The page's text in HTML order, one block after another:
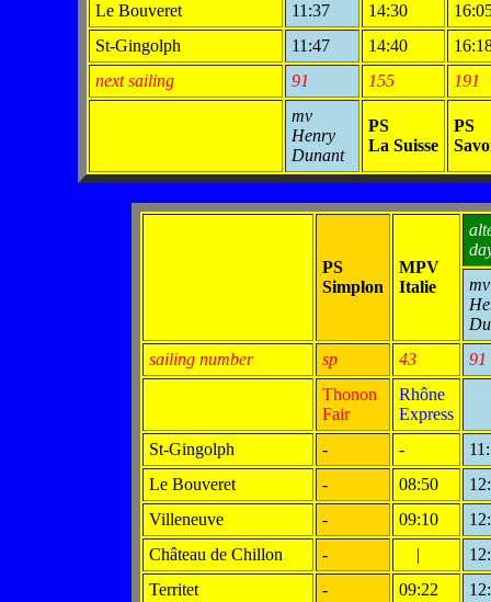
Le Bouveret
11:37 14:30
St-Gingolph
11:47 14:40
next sailing
91 155
191
mv
Henry
Dunant
PS
La Suisse
PS
PS
Simplon
MPV
Italie
mv
sailing number
sp 43
91
Thonon
Fair
Rhône
Express
St-Gingolph
- -
Le Bouveret
- 08:50
Villeneuve
- 09:10
Château de Chillon
- |
Territet
- 09:22